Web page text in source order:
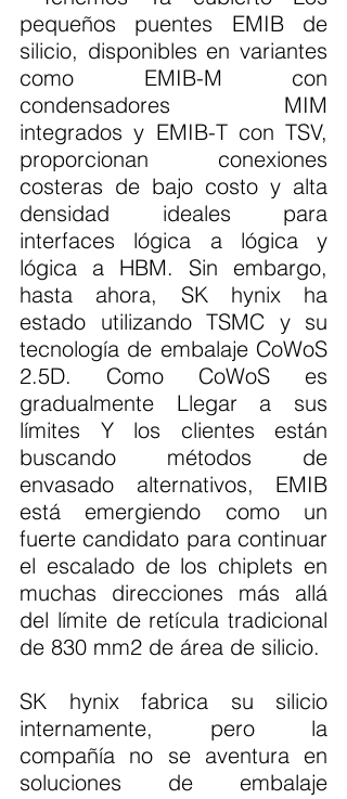
pequeños puentes EMIB de
silicio, disponibles en variantes
como EMIB-M con
condensadores MIM
integrados y EMIB-T con TSV,
proporcionan conexiones
costeras de bajo costo y alta
densidad ideales para
interfaces lógica a lógica y
lógica a HBM. Sin embargo,
hasta ahora, SK hynix ha
estado utilizando TSMC y su
tecnología de embalaje CoWoS
2.5D. Como CoWoS es
gradualmente Llegar a sus
límites Y los clientes están
buscando métodos de
envasado alternativos, EMIB
está emergiendo como un
fuerte candidato para continuar
el escalado de los chiplets en
muchas direcciones más allá
del límite de retícula tradicional
de 830 mm2 de área de silicio.
SK hynix fabrica su silicio
internamente, pero la
compañía no se aventura en
soluciones de embalaje